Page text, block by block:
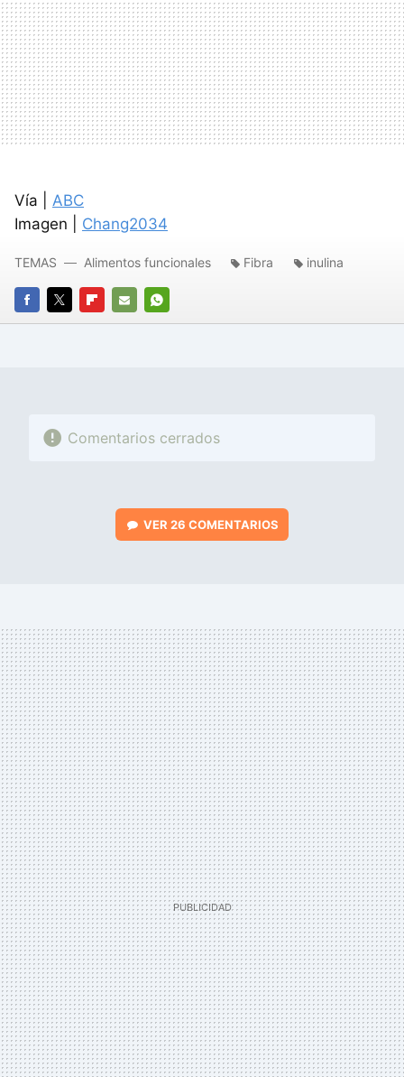
Vía | ABC
Imagen | Chang2034
FACEBOOK
TWITTERFLIPBOARD
E-
WHATSAPP
TEMAS Alimentos funcionales Fibra inulina
Comentarios cerrados
VER 26 COMENTARIOS